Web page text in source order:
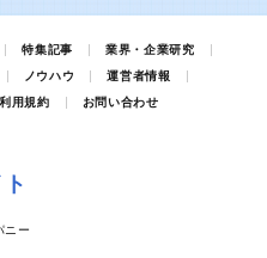
特集記事
業界・企業研究
ノウハウ
運営者情報
利用規約 お問い合わせ
ニー